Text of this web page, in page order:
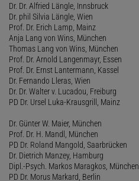
Dr. Dr. Alfried Längle, Innsbruck
Dr. phil Silvia Längle, Wien
Prof. Dr. Erich Lamp, Mainz
Anja Lang von Wins, München
Thomas Lang von Wins, München
Prof. Dr. Arnold Langenmayr, Essen
Prof. Dr. Ernst Lantermann, Kassel
Dr. Fernando Lleras, Wien
Dr. Dr. Walter v. Lucadou, Freiburg
PD Dr. Ursel Luka-Krausgrill, Mainz
Dr. Günter W. Maier, München
Prof. Dr. H. Mandl, München
PD Dr. Roland Mangold, Saarbrücken
Dr. Dietrich Manzey, Hamburg
Dipl.-Psych. Markos Maragkos, München
PD Dr. Morus Markard, Berlin